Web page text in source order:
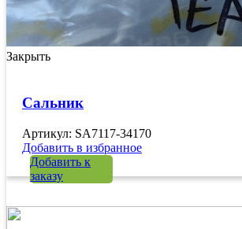
Закрыть
Сальник
Артикул: SA7117-34170
Добавить в избранное
Добавить к
заказу